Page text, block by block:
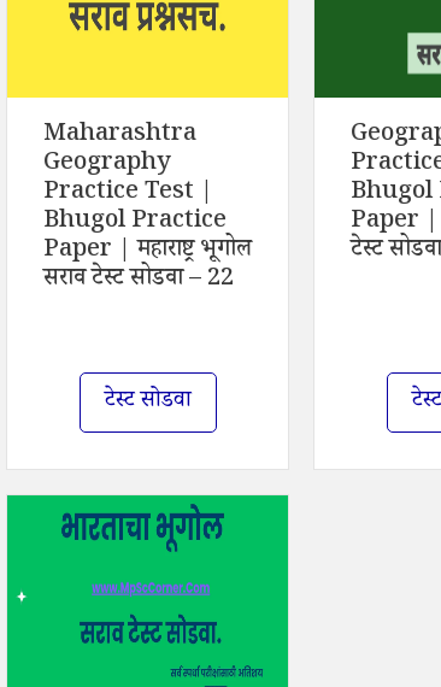
Maharashtra
Geography
Practice Test |
Bhugol Practice
Paper | महाराष्ट्र भूगोल
सराव टेस्ट सोडवा – 22
टेस्ट सोडवा
Bhugol
Paper |
टेस्ट